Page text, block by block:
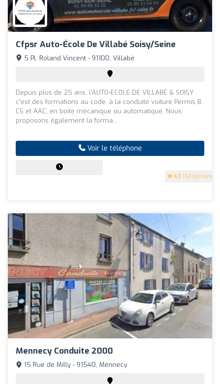
Cfpsr Auto-École De Villabé Soisy/Seine
4.7 (63 Opinions)
5 Pl. Roland Vincent - 91100, Villabé
Depuis plus de 25 ans, l'AUTO-ECOLE DE VILLABÉ & SOISY
c'est des formations au code, à la conduite voiture Permis B,
CS et AAC, en boite mécanique ou automatique. Nous
proposons également la forma...
Voir le téléphone
Mennecy Conduite 2000
15 Rue de Milly - 91540, Mennecy